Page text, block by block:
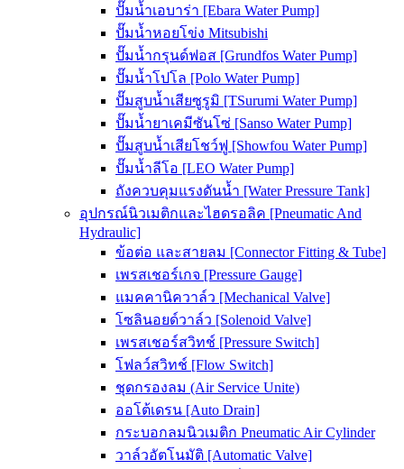
ปั๊มน้ำเอบาร่า [Ebara Water Pump]
ปั๊มน้ำหอยโข่ง Mitsubishi
ปั๊มน้ำกรุนด์ฟอส [Grundfos Water Pump]
ปั๊มน้ำโปโล [Polo Water Pump]
ปั๊มสูบน้ำเสียซูรูมิ [TSurumi Water Pump]
ปั๊มน้ำยาเคมีซันโซ่ [Sanso Water Pump]
ปั๊มสูบน้ำเสียโชว์ฟู [Showfou Water Pump]
ปั๊มน้ำลีโอ [LEO Water Pump]
ถังควบคุมแรงดันน้ำ [Water Pressure Tank]
อุปกรณ์นิวเมติกและไฮดรอลิค [Pneumatic And
Hydraulic]
ข้อต่อ และสายลม [Connector Fitting & Tube]
เพรสเชอร์เกจ [Pressure Gauge]
แมคคานิควาล์ว [Mechanical Valve]
โซลินอยด์วาล์ว [Solenoid Valve]
เพรสเชอร์สวิทช์ [Pressure Switch]
โฟลว์สวิทช์ [Flow Switch]
ชุดกรองลม (Air Service Unite)
ออโต้เดรน [Auto Drain]
กระบอกลมนิวเมติก Pneumatic Air Cylinder
วาล์วอัตโนมัติ [Automatic Valve]